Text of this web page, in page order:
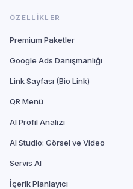
ÖZELLIKLER
Premium Paketler
Google Ads Danışmanlığı
Link Sayfası (Bio Link)
QR Menü
AI Profil Analizi
AI Studio: Görsel ve Video
Servis AI
İçerik Planlayıcı